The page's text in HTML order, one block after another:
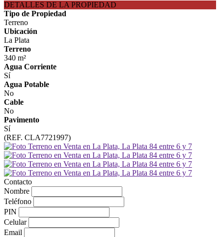
DETALLES DE LA PROPIEDAD
Tipo de Propiedad
Terreno
Ubicación
La Plata
Terreno
340 m²
Agua Corriente
Sí
Agua Potable
No
Cable
No
Pavimento
Sí
(REF. CLA7721997)
Contacto
Nombre
Teléfono
PIN
Celular
Email